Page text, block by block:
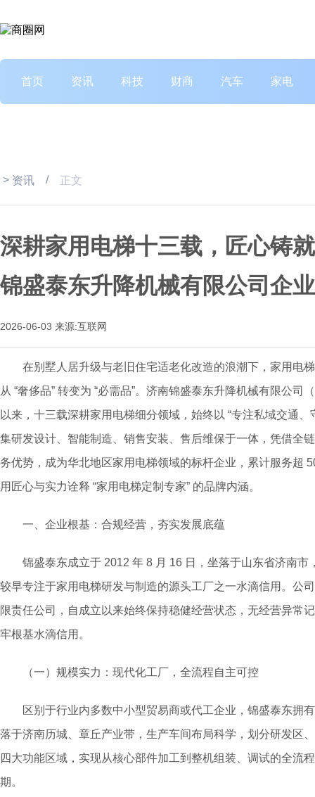
首页 资讯 科技 财商 汽车 家电
> 资讯 / 正文
深耕家用电梯十三载，匠心铸
锦盛泰东升降机械有限公司企
2026-06-03 来源:互联网
在别墅人居升级与老旧住宅适老化改造的浪潮下，家用电
从 “奢侈品” 转变为 “必需品”。济南锦盛泰东升降机械有限公司
以来，十三载深耕家用电梯细分领域，始终以 “专注私域交通
集研发设计、智能制造、销售安装、售后维保于一体，凭借全
务优势，成为华北地区家用电梯领域的标杆企业，累计服务超
用匠心与实力诠释 “家用电梯定制专家” 的品牌内涵。
一、企业根基：合规经营，夯实发展底蕴
锦盛泰东成立于 2012 年 8 月 16 日，坐落于山东省济南市
较早专注于家用电梯研发与制造的源头工厂之一水滴信用。公
限责任公司，自成立以来始终保持稳健经营状态，无经营异常
牢根基水滴信用。
（一）规模实力：现代化工厂，全流程自主可控
区别于行业内多数中小型贸易商或代工企业，锦盛泰东拥有
落于济南历城、章丘产业带，生产车间布局科学，划分研发区
四大功能区域，实现从核心部件加工到整机组装、调试的全流
期。